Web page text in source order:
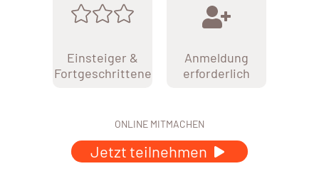
Einsteiger &
Fortgeschrittene
Anmeldung
erforderlich
ONLINE MITMACHEN
Jetzt teilnehmen